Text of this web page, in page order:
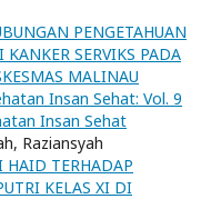
PENGETAHUAN
SERVIKS PADA
MALINAU
Insan Sehat: Vol. 9
Insan Sehat
Raziansyah
HAID TERHADAP
KELAS XI DI